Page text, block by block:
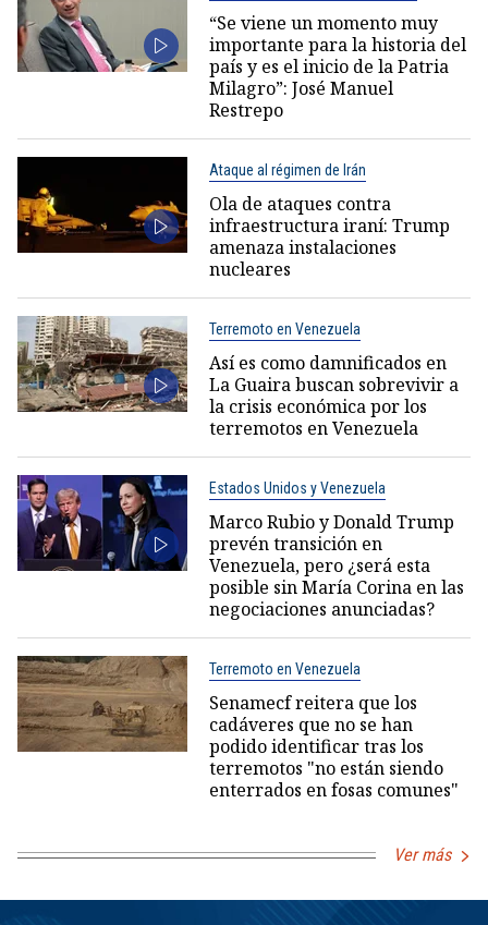
“Se viene un momento muy
importante para la historia del
país y es el inicio de la Patria
Milagro”: José Manuel
Restrepo
Ataque al régimen de Irán
Ola de ataques contra
infraestructura iraní: Trump
amenaza instalaciones
nucleares
Terremoto en Venezuela
Así es como damnificados en
La Guaira buscan sobrevivir a
la crisis económica por los
terremotos en Venezuela
Estados Unidos y Venezuela
Marco Rubio y Donald Trump
prevén transición en
Venezuela, pero ¿será esta
posible sin María Corina en las
negociaciones anunciadas?
Terremoto en Venezuela
Senamecf reitera que los
cadáveres que no se han
podido identificar tras los
terremotos "no están siendo
enterrados en fosas comunes"
Ver más